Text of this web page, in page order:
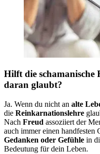
Hilft die schamanische
daran glaubt?
Ja. Wenn du nicht an alte
die Reinkarnationslehre
Nach Freud assoziiert der
auch immer einen handfesten
Gedanken oder Gefühle in
Bedeutung für dein Leben.